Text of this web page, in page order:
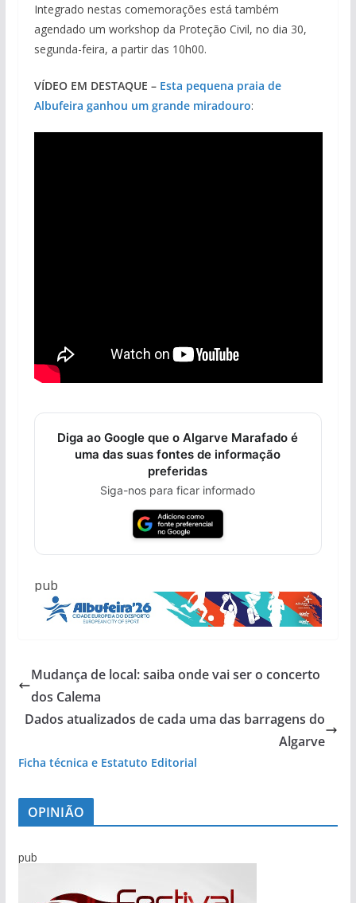
Integrado nestas comemorações está também
agendado um workshop da Proteção Civil, no dia 30,
segunda-feira, a partir das 10h00.
VÍDEO EM DESTAQUE – Esta pequena praia de
Albufeira ganhou um grande miradouro:
Diga ao Google que o Algarve Marafado é
uma das suas fontes de informação
preferidas
Siga-nos para ficar informado
pub
Mudança de local: saiba onde vai ser o concerto
dos Calema
Dados atualizados de cada uma das barragens do
Algarve
Ficha técnica e Estatuto Editorial
OPINIÃO
pub